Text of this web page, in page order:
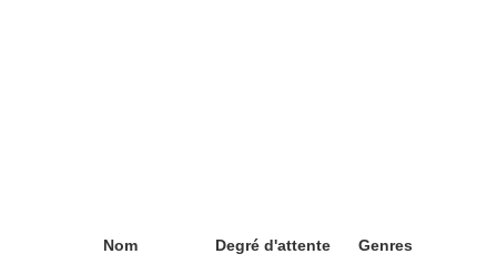
Nom Degré d'attente Genres